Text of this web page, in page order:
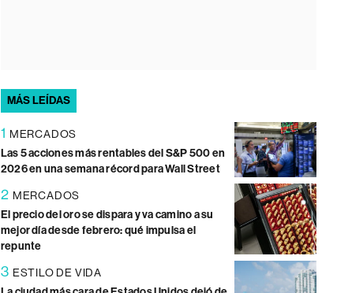
MÁS LEÍDAS
1 MERCADOS
Las 5 acciones más rentables del S&P 500 en
2026 en una semana récord para Wall Street
2 MERCADOS
El precio del oro se dispara y va camino a su
mejor día desde febrero: qué impulsa el
repunte
3 ESTILO DE VIDA